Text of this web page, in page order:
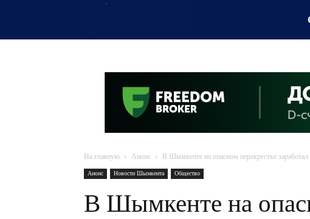
На главную Анонс В Шымкенте на опасном перекрестке
Анонс Новости Шымкента Общество
В Шымкенте на